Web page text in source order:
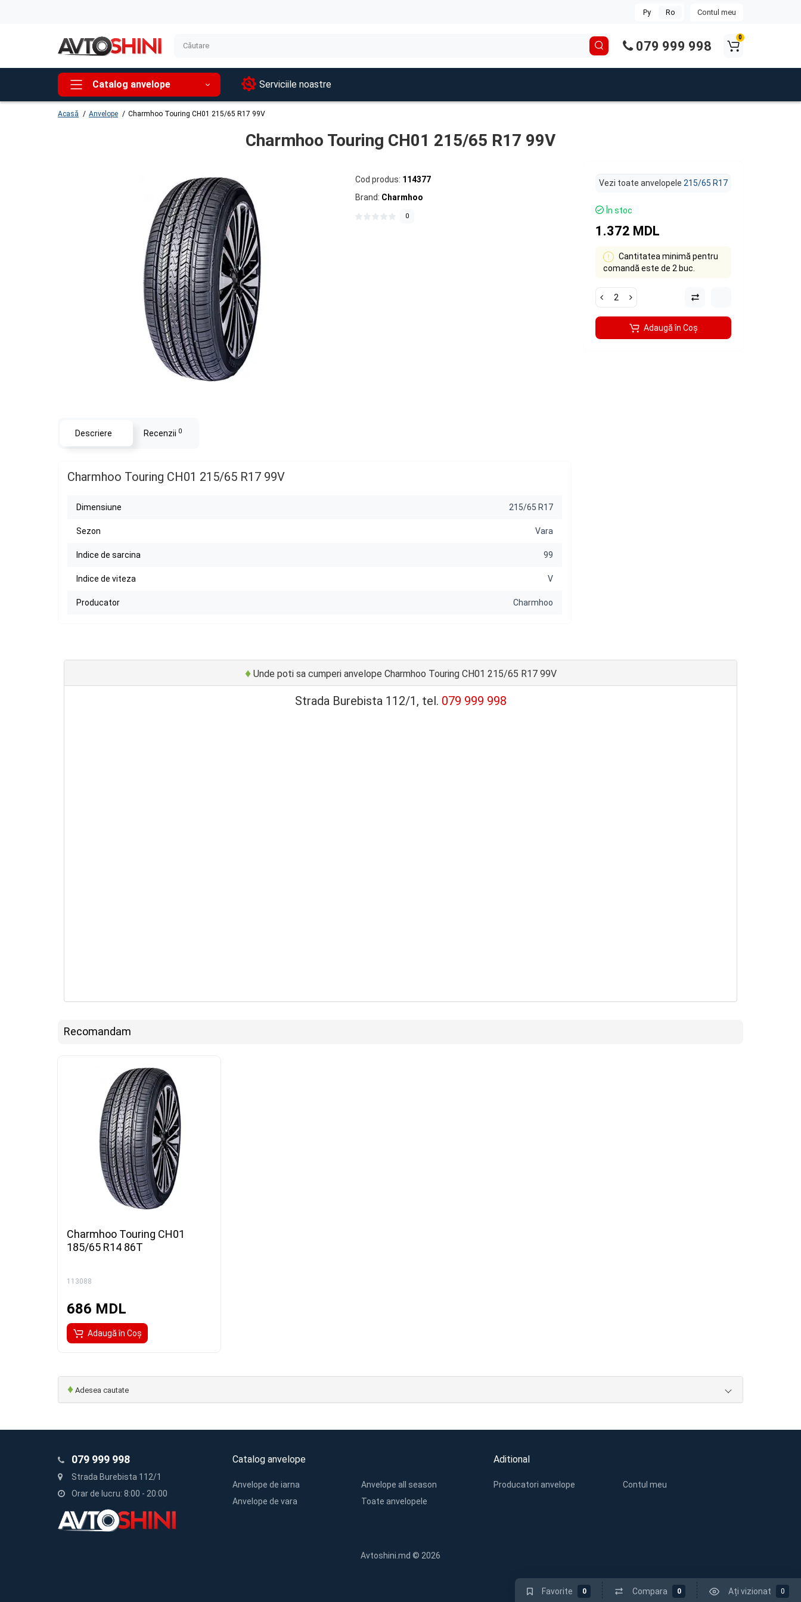
Favorite 0 Compara 0 Ați vizionat 0
Contul meu
Ру Ro
079 999 998
0
Catalog anvelope Serviciile noastre
Acasă Anvelope Charmhoo Touring CH01 215/65 R17 99V
Charmhoo Touring CH01 215/65 R17 99V
Cod produs: 114377
Brand: Charmhoo
0
Vezi toate anvelopele 215/65 R17
În stoc
1.372 MDL
Cantitatea minimă pentru
comandă este de 2 buc.
Adaugă în Coş
Descriere Recenzii 0
Charmhoo Touring CH01 215/65 R17 99V
Dimensiune 215/65 R17
Sezon Vara
Indice de sarcina 99
Indice de viteza V
Producator Charmhoo
♦Unde poti sa cumperi anvelope Charmhoo Touring CH01 215/65 R17 99V
Strada Burebista 112/1, tel. 079 999 998
Recomandam
Charmhoo Touring CH01
185/65 R14 86Т
113088
686 MDL
Adaugă în Coş
♦ Adesea cautate
079 999 998
Strada Burebista 112/1
Orar de lucru: 8:00 - 20:00
Catalog anvelope
Anvelope de iarna
Anvelope de vara
Anvelope all season
Toate anvelopele
Aditional
Producatori anvelope Contul meu
Avtoshini.md © 2026